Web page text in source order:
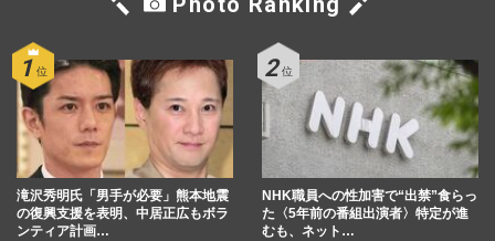
滝沢秀明氏「男手が必要」熊本地震
の復興支援を表明、中居正広もボラ
ンティア計画…
NHK職員への性加害で“出禁”食らっ
た〈5年前の番組出演者〉特定が進
むも、ネット…